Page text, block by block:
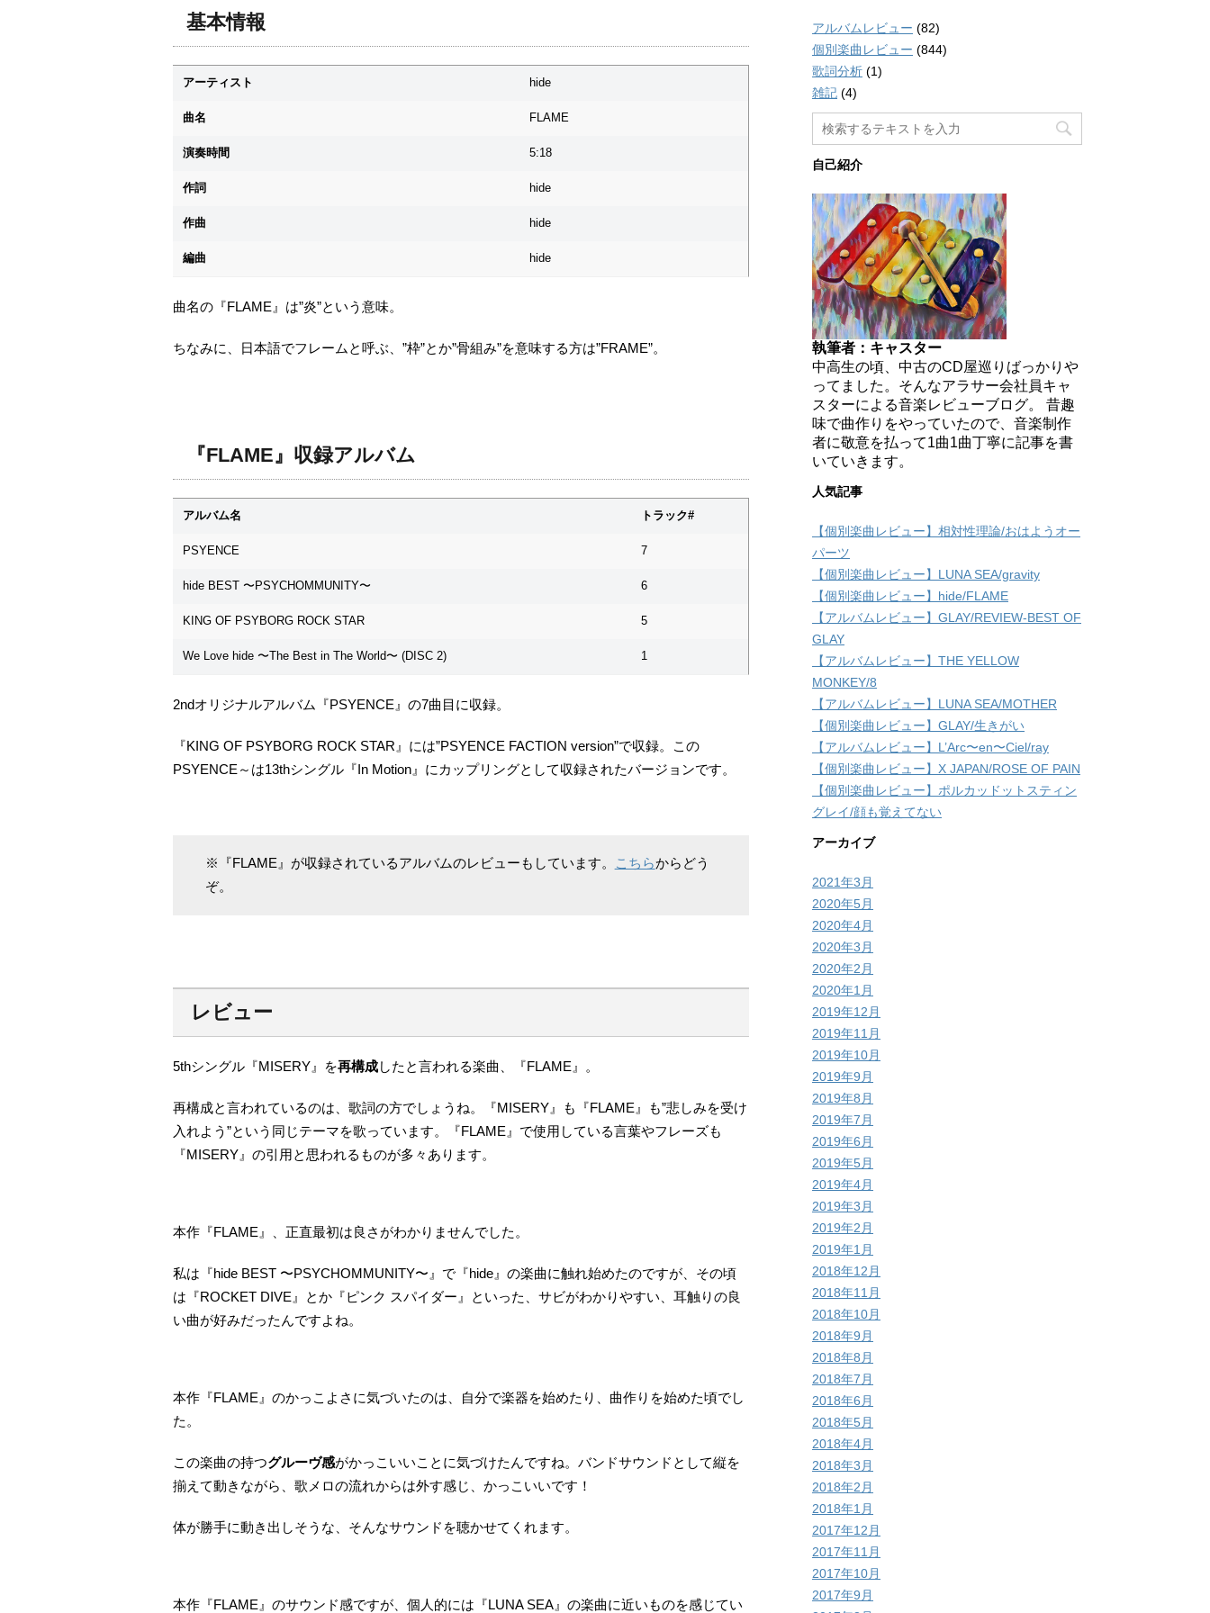
基本情報
アーティスト hide
曲名 FLAME
演奏時間 5:18
作詞 hide
作曲 hide
編曲 hide
曲名の『FLAME』は”炎”という意味。
ちなみに、日本語でフレームと呼ぶ、”枠”とか”骨組み”を意味する方は”FRAME”。
『FLAME』収録アルバム
アルバム名 トラック#
PSYENCE 7
hide BEST 〜PSYCHOMMUNITY〜 6
KING OF PSYBORG ROCK STAR 5
We Love hide 〜The Best in The World〜 (DISC 2) 1
2ndオリジナルアルバム『PSYENCE』の7曲目に収録。
『KING OF PSYBORG ROCK STAR』には”PSYENCE FACTION version”で収録。この
PSYENCE～は13thシングル『In Motion』にカップリングとして収録されたバージョンです。
※『FLAME』が収録されているアルバムのレビューもしています。 こちらからどう
ぞ。
レビュー
5thシングル『MISERY』を再構成したと言われる楽曲、『FLAME』。
再構成と言われているのは、歌詞の方でしょうね。『MISERY』も『FLAME』も”悲しみを受け
入れよう”という同じテーマを歌っています。『FLAME』で使用している言葉やフレーズも
『MISERY』の引用と思われるものが多々あります。
本作『FLAME』、正直最初は良さがわかりませんでした。
私は『hide BEST 〜PSYCHOMMUNITY〜』で『hide』の楽曲に触れ始めたのですが、その頃
は『ROCKET DIVE』とか『ピンク スパイダー』といった、サビがわかりやすい、耳触りの良
い曲が好みだったんですよね。
本作『FLAME』のかっこよさに気づいたのは、自分で楽器を始めたり、曲作りを始めた頃でし
た。
この楽曲の持つグルーヴ感がかっこいいことに気づけたんですね。バンドサウンドとして縦を
揃えて動きながら、歌メロの流れからは外す感じ、かっこいいです！
体が勝手に動き出しそうな、そんなサウンドを聴かせてくれます。
本作『FLAME』のサウンド感ですが、個人的には『LUNA SEA』の楽曲に近いものを感じてい
アルバムレビュー (82)
個別楽曲レビュー (844)
歌詞分析 (1)
雑記 (4)
自己紹介
執筆者：キャスター
中高生の頃、中古のCD屋巡りばっかりや
ってました。そんなアラサー会社員キャ
スターによる音楽レビューブログ。 昔趣
味で曲作りをやっていたので、音楽制作
者に敬意を払って1曲1曲丁寧に記事を書
いていきます。
人気記事
【個別楽曲レビュー】相対性理論/おはようオー
パーツ
【個別楽曲レビュー】LUNA SEA/gravity
【個別楽曲レビュー】hide/FLAME
【アルバムレビュー】GLAY/REVIEW-BEST OF
GLAY
【アルバムレビュー】THE YELLOW
MONKEY/8
【アルバムレビュー】LUNA SEA/MOTHER
【個別楽曲レビュー】GLAY/生きがい
【アルバムレビュー】L’Arc〜en〜Ciel/ray
【個別楽曲レビュー】X JAPAN/ROSE OF PAIN
【個別楽曲レビュー】ポルカッドットスティン
グレイ/顔も覚えてない
アーカイブ
2021年3月
2020年5月
2020年4月
2020年3月
2020年2月
2020年1月
2019年12月
2019年11月
2019年10月
2019年9月
2019年8月
2019年7月
2019年6月
2019年5月
2019年4月
2019年3月
2019年2月
2019年1月
2018年12月
2018年11月
2018年10月
2018年9月
2018年8月
2018年7月
2018年6月
2018年5月
2018年4月
2018年3月
2018年2月
2018年1月
2017年12月
2017年11月
2017年10月
2017年9月